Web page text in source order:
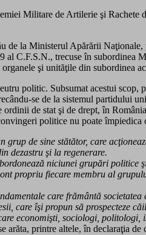
Militare de Artilerie şi
la Ministerul Apărării
C.F.S.N., trecuse în subordinea
şi unităţile din subordinea
politic. Subsumat acestui
se de la sistemul partidului
de stat şi de drept, în
politice nu poate
grup de sine stătător, care
dezastru şi la regenerare.
niciunei grupări politice
propriu fiecare membru al
care frământă
care îşi propun să prospecteze
economişti, sociologi,
arăta, printre altele, în declaraţia